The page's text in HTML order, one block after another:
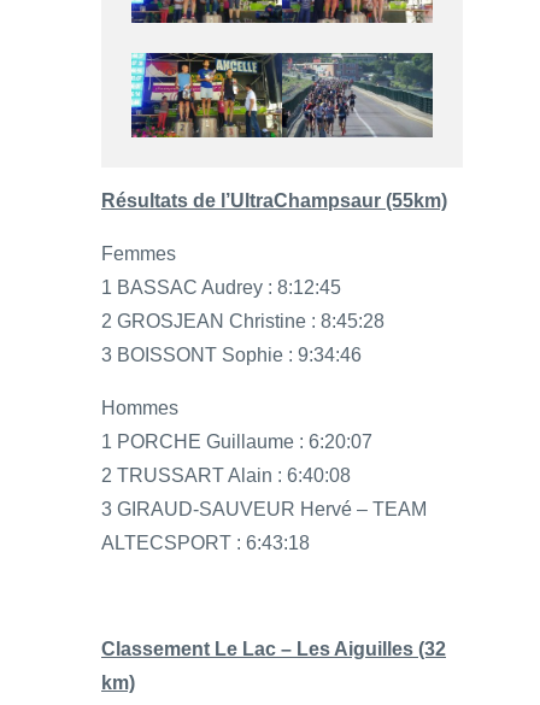
Résultats de l’UltraChampsaur (55km)
Femmes
1 BASSAC Audrey : 8:12:45
2 GROSJEAN Christine : 8:45:28
3 BOISSONT Sophie : 9:34:46
Hommes
1 PORCHE Guillaume : 6:20:07
2 TRUSSART Alain : 6:40:08
3 GIRAUD-SAUVEUR Hervé – TEAM
ALTECSPORT : 6:43:18
Classement Le Lac – Les Aiguilles (32
km)